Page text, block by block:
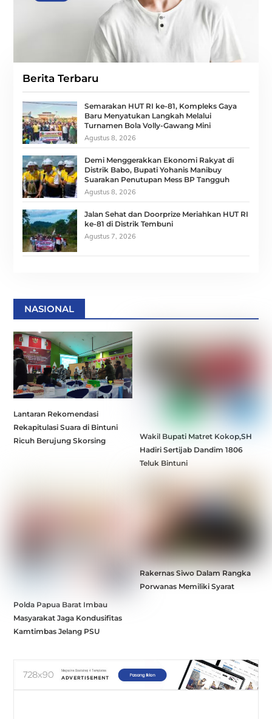
Berita Terbaru
Semarakan HUT RI ke-81, Kompleks Gaya
Baru Menyatukan Langkah Melalui
Turnamen Bola Volly-Gawang Mini
Agustus 8, 2026
Demi Menggerakkan Ekonomi Rakyat di
Distrik Babo, Bupati Yohanis Manibuy
Suarakan Penutupan Mess BP Tangguh
Agustus 8, 2026
Jalan Sehat dan Doorprize Meriahkan HUT RI
ke-81 di Distrik Tembuni
Agustus 7, 2026
NASIONAL
Lantaran Rekomendasi
Rekapitulasi Suara di Bintuni
Ricuh Berujung Skorsing
Wakil Bupati Matret Kokop,SH
Hadiri Sertijab Dandim 1806
Teluk Bintuni
Polda Papua Barat Imbau
Masyarakat Jaga Kondusifitas
Kamtimbas Jelang PSU
Rakernas Siwo Dalam Rangka
Porwanas Memiliki Syarat